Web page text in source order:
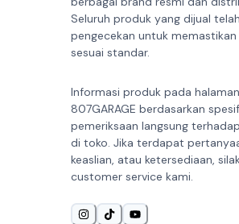
Seluruh produk yang dijual
pengecekan untuk memastikan
sesuai standar.
Informasi produk pada
807GARAGE berdasarkan
pemeriksaan langsung
di toko. Jika terdapat
keaslian, atau ketersediaan,
customer service kami.